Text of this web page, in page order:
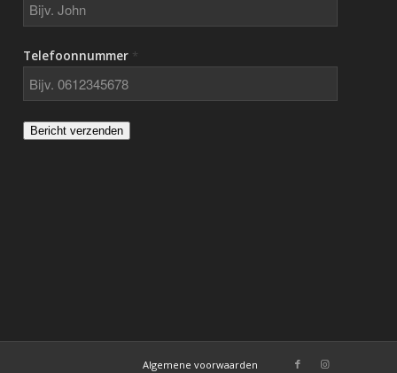
Telefoonnummer *
Bericht verzenden
Algemene voorwaarden